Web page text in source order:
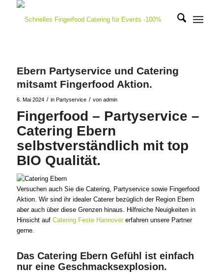
Ebern Partyservice und Catering
mitsamt Fingerfood Aktion.
6. Mai 2024 / in Partyservice / von admin
Fingerfood – Partyservice –
Catering Ebern
selbstverständlich mit top
BIO Qualität.
Versuchen auch Sie die Catering, Partyservice sowie Fingerfood
Aktion. Wir sind ihr idealer Caterer bezüglich der Region Ebern
aber auch über diese Grenzen hinaus. Hilfreiche Neuigkeiten in
Hinsicht auf Catering Feste Hannovererfahren unsere Partner
gerne.
Das Catering Ebern Gefühl ist einfach
nur eine Geschmacksexplosion.